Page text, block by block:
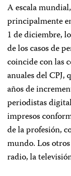
A escala
principalmente
1 de diciembre,
de los casos de
coincide con las
anuales del CPJ,
años de
periodistas
impresos
de la profesión,
mundo. Los
radio, la